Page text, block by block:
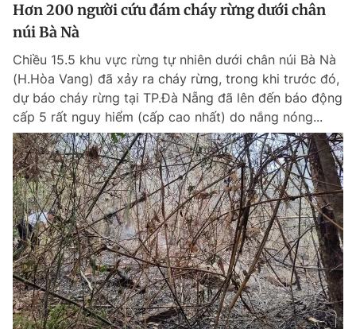
Hơn 200 người cứu đám cháy rừng dưới chân
núi Bà Nà
Chiều 15.5 khu vực rừng tự nhiên dưới chân núi Bà Nà
(H.Hòa Vang) đã xảy ra cháy rừng, trong khi trước đó,
dự báo cháy rừng tại TP.Đà Nẵng đã lên đến báo động
cấp 5 rất nguy hiểm (cấp cao nhất) do nắng nóng...